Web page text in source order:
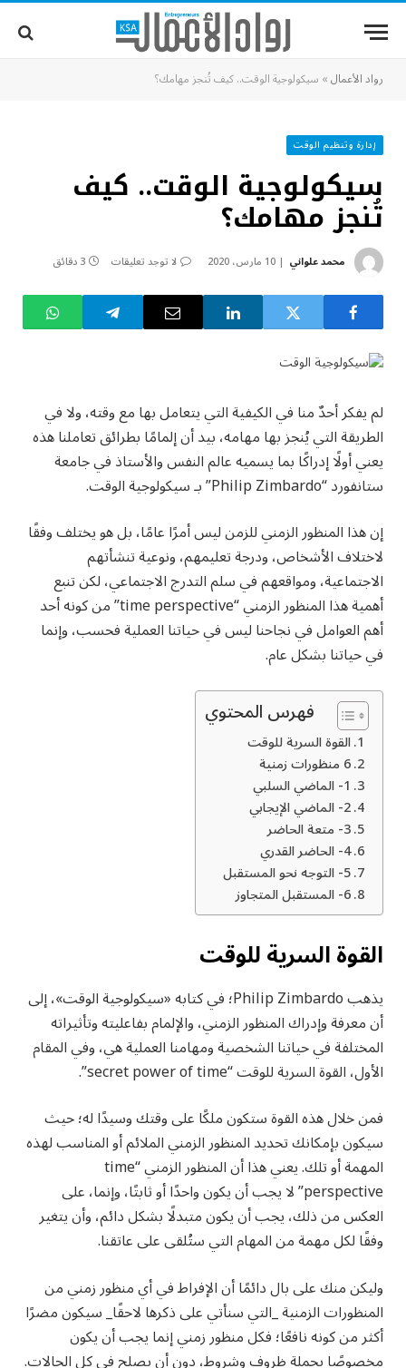
رواد الأعمال» سيكولوجية الوقت.. كيف تُنجز مهامك؟
إدارة وتنظيم الوقت
سيكولوجية الوقت.. كيف
تُنجز مهامك؟
محمد علواني 10 مارس، 2020 لا توجد تعليقات 3 دقائق
لم يفكر أحدٌ منا في الكيفية التي يتعامل بها مع وقته، ولا في
الطريقة التي يُنجز بها مهامه، بيد أن إلمامًا بطرائق تعاملنا هذه
يعني أولًا إدراكًا بما يسميه عالم النفس والأستاذ في جامعة
ستانفورد “Philip Zimbardo” بـ سيكولوجية الوقت.
إن هذا المنظور الزمني للزمن ليس أمرًا عامًا، بل هو يختلف وفقًا
لاختلاف الأشخاص، ودرجة تعليمهم، ونوعية تنشأتهم
الاجتماعية، ومواقعهم في سلم التدرج الاجتماعي، لكن تنبع
أهمية هذا المنظور الزمني “time perspective” من كونه أحد
أهم العوامل في نجاحنا ليس في حياتنا العملية فحسب، وإنما
في حياتنا بشكل عام.
فهرس المحتوي
القوة السرية للوقت
6 منظورات زمنية
1- الماضي السلبي
2- الماضي الإيجابي
3- متعة الحاضر
4- الحاضر القدري
5- التوجه نحو المستقبل
6- المستقبل المتجاوز
القوة السرية للوقت
يذهب Philip Zimbardo؛ في كتابه «سيكولوجية الوقت»، إلى
أن معرفة وإدراك المنظور الزمني، والإلمام بفاعليته وتأثيراته
المختلفة في حياتنا الشخصية ومهامنا العملية هي، وفي المقام
الأول، القوة السرية للوقت “secret power of time”.
فمن خلال هذه القوة ستكون ملكًا على وقتك وسيدًا له؛ حيث
سيكون بإمكانك تحديد المنظور الزمني الملائم أو المناسب لهذه
المهمة أو تلك. يعني هذا أن المنظور الزمني “time
perspective” لا يجب أن يكون واحدًا أو ثابتًا، وإنما، على
العكس من ذلك، يجب أن يكون متبدلًا بشكل دائم، وأن يتغير
وفقًا لكل مهمة من المهام التي ستُلقى على عاتقنا.
وليكن منك على بال دائمًا أن الإفراط في أي منظور زمني من
المنظورات الزمنية _التي سنأتي على ذكرها لاحقًا_ سيكون مضرًا
أكثر من كونه نافعًا؛ فكل منظور زمني إنما يجب أن يكون
مخصوصًا بجملة ظروف وشروط، دون أن يصلح في كل الحالات.